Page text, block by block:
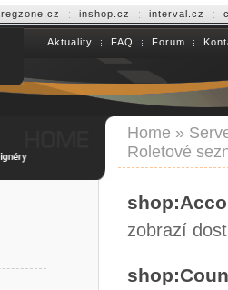
regzone.cz inshop.cz interval.cz
Aktuality FAQ Forum
Home »
Roletové
zobrazí